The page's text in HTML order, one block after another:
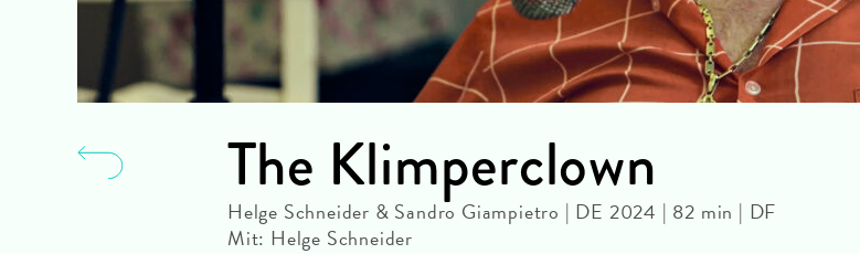
The Klimperclown
Helge Schneider & Sandro Giampietro | DE 2024 | 82 min | DF
Mit: Helge Schneider